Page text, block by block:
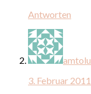
Antworten
3. Februar